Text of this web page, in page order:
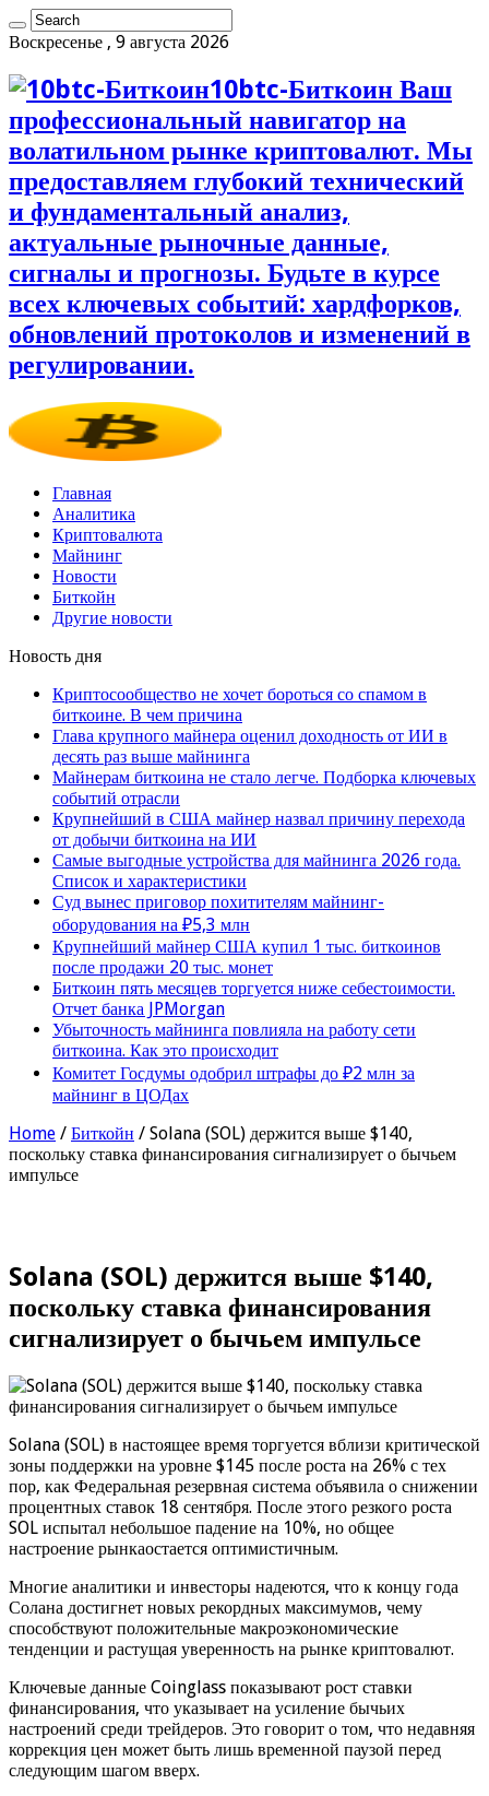
Воскресенье , 9 августа 2026
10btc-Биткоин Ваш
профессиональный навигатор на
волатильном рынке криптовалют. Мы
предоставляем глубокий технический
и фундаментальный анализ,
актуальные рыночные данные,
сигналы и прогнозы. Будьте в курсе
всех ключевых событий: хардфорков,
обновлений протоколов и изменений в
регулировании.
Главная
Аналитика
Криптовалюта
Майнинг
Новости
Биткойн
Другие новости
Новость дня
Криптосообщество не хочет бороться со спамом в
биткоине. В чем причина
Глава крупного майнера оценил доходность от ИИ в
десять раз выше майнинга
Майнерам биткоина не стало легче. Подборка ключевых
событий отрасли
Крупнейший в США майнер назвал причину перехода
от добычи биткоина на ИИ
Самые выгодные устройства для майнинга 2026 года.
Список и характеристики
Суд вынес приговор похитителям майнинг-
оборудования на ₽5,3 млн
Крупнейший майнер США купил 1 тыс. биткоинов
после продажи 20 тыс. монет
Биткоин пять месяцев торгуется ниже себестоимости.
Отчет банка JPMorgan
Убыточность майнинга повлияла на работу сети
биткоина. Как это происходит
Комитет Госдумы одобрил штрафы до ₽2 млн за
майнинг в ЦОДах
Home / Биткойн / Solana (SOL) держится выше $140,
поскольку ставка финансирования сигнализирует о бычьем
импульсе
Solana (SOL) держится выше $140,
поскольку ставка финансирования
сигнализирует о бычьем импульсе
Solana (SOL) в настоящее время торгуется вблизи критической
зоны поддержки на уровне $145 после роста на 26% с тех
пор, как Федеральная резервная система объявила о снижении
процентных ставок 18 сентября. После этого резкого роста
SOL испытал небольшое падение на 10%, но общее
настроение рынкаостается оптимистичным.
Многие аналитики и инвесторы надеются, что к концу года
Солана достигнет новых рекордных максимумов, чему
способствуют положительные макроэкономические
тенденции и растущая уверенность на рынке криптовалют.
Ключевые данные Coinglass показывают рост ставки
финансирования, что указывает на усиление бычьих
настроений среди трейдеров. Это говорит о том, что недавняя
коррекция цен может быть лишь временной паузой перед
следующим шагом вверх.